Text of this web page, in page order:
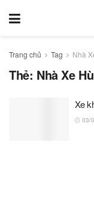
Trang chủ Tag Nhà
Thẻ: Nhà Xe
Xe
03/